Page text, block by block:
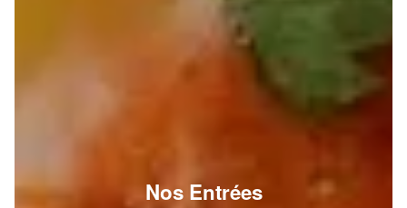
Nos Entrées